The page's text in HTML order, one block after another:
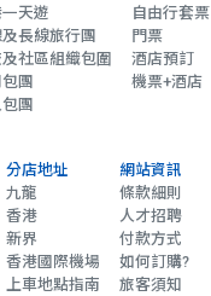
天遊
長線旅行團
社區組織包圍
團
團
自由行套票
門票
酒店預訂
機票+酒店
分店地址
九龍
香港
新界
香港國際機場
上車地點指南
網站資訊
條款細則
人才招聘
付款方式
如何訂購?
旅客須知